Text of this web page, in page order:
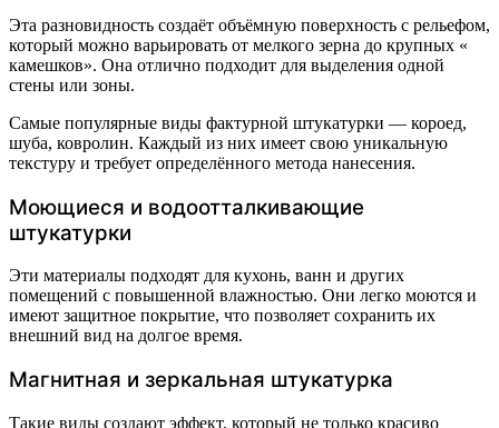
Эта разновидность создаёт объёмную поверхность с рельефом,
который можно варьировать от мелкого зерна до крупных «
камешков». Она отлично подходит для выделения одной
стены или зоны.
Самые популярные виды фактурной штукатурки — короед,
шуба, ковролин. Каждый из них имеет свою уникальную
текстуру и требует определённого метода нанесения.
Моющиеся и водоотталкивающие
штукатурки
Эти материалы подходят для кухонь, ванн и других
помещений с повышенной влажностью. Они легко моются и
имеют защитное покрытие, что позволяет сохранить их
внешний вид на долгое время.
Магнитная и зеркальная штукатурка
Такие виды создают эффект, который не только красиво